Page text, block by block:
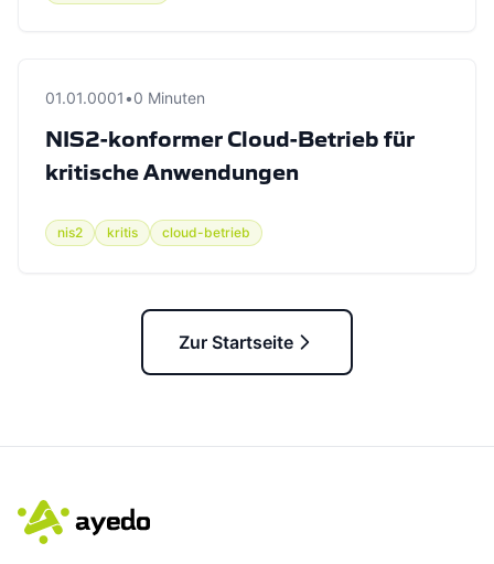
01.01.0001 •0 Minuten
NIS2-konformer Cloud-Betrieb für
kritische Anwendungen
nis2 kritis cloud-betrieb
Zur Startseite